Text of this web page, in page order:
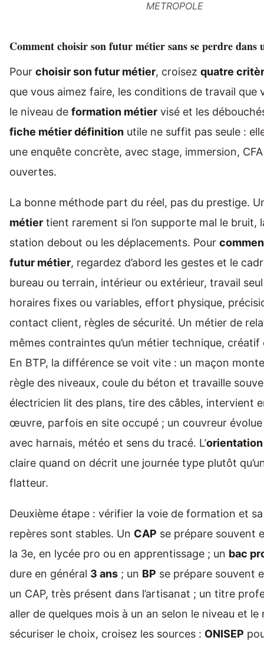
METROPOLE
Comment choisir son futur métier sans se perdre dans
Pour choisir son futur métier, croisez quatre
que vous aimez faire, les conditions de travail que
le niveau de formation métier visé et les
fiche métier définition utile ne suffit pas seule :
une enquête concrète, avec stage, immersion,
ouvertes.
La bonne méthode part du réel, pas du prestige.
métier tient rarement si l’on supporte mal le bruit,
station debout ou les déplacements. Pour
futur métier, regardez d’abord les gestes et le
bureau ou terrain, intérieur ou extérieur, travail
horaires fixes ou variables, effort physique,
contact client, règles de sécurité. Un métier de
mêmes contraintes qu’un métier technique,
En BTP, la différence se voit vite : un maçon
règle des niveaux, coule du béton et travaille
électricien lit des plans, tire des câbles, intervient
œuvre, parfois en site occupé ; un couvreur
avec harnais, météo et sens du tracé. L’orientation
claire quand on décrit une journée type plutôt
flatteur.
Deuxième étape : vérifier la voie de formation et
repères sont stables. Un CAP se prépare souvent
la 3e, en lycée pro ou en apprentissage ; un bac
dure en général 3 ans ; un BP se prépare souvent
un CAP, très présent dans l’artisanat ; un titre
aller de quelques mois à un an selon le niveau et le
sécuriser le choix, croisez les sources : ONISEP